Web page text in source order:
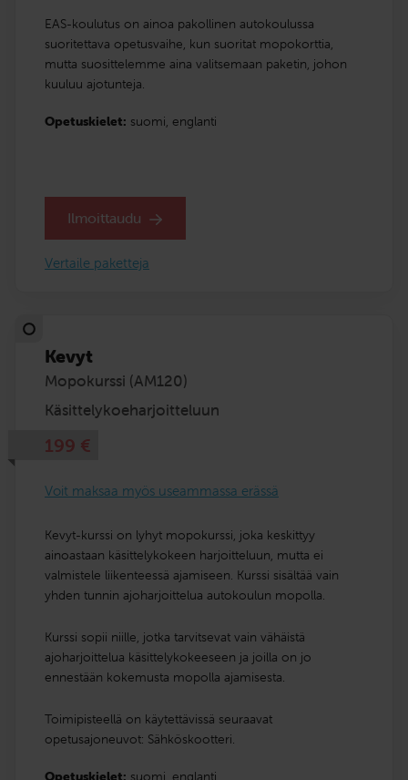
EAS-koulutus on ainoa pakollinen autokoulussa
suoritettava opetusvaihe, kun suoritat mopokorttia,
mutta suosittelemme aina valitsemaan paketin, johon
kuuluu ajotunteja.
Opetuskielet: suomi, englanti
Ilmoittaudu
Vertaile paketteja
Kevyt
Mopokurssi (AM120)
Käsittelykoeharjoitteluun
199 €
Voit maksaa myös useammassa erässä
Kevyt-kurssi on lyhyt mopokurssi, joka keskittyy
ainoastaan käsittelykokeen harjoitteluun, mutta ei
valmistele liikenteessä ajamiseen. Kurssi sisältää vain
yhden tunnin ajoharjoittelua autokoulun mopolla.
Kurssi sopii niille, jotka tarvitsevat vain vähäistä
ajoharjoittelua käsittelykokeeseen ja joilla on jo
ennestään kokemusta mopolla ajamisesta.
Toimipisteellä on käytettävissä seuraavat
opetusajoneuvot: Sähköskootteri.
Opetuskielet: suomi, englanti